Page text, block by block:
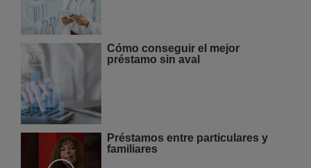
Cómo conseguir el mejor
préstamo sin aval
Préstamos entre particulares y
familiares